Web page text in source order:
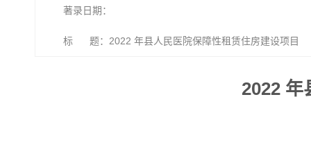
著录日期：
标 题：2022 年县人民医院保障性租赁住房建设项目
2022 年